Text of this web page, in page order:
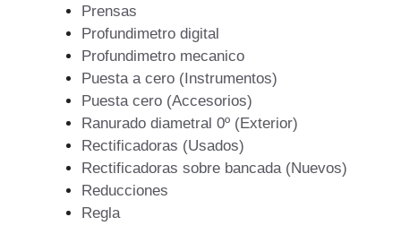
Prensas
Profundimetro digital
Profundimetro mecanico
Puesta a cero (Instrumentos)
Puesta cero (Accesorios)
Ranurado diametral 0º (Exterior)
Rectificadoras (Usados)
Rectificadoras sobre bancada (Nuevos)
Reducciones
Regla